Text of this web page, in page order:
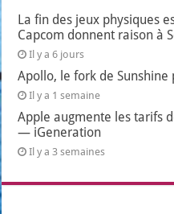
La fin des jeux physiques
Capcom donnent raison à
Il y a 6 jours
Apollo, le fork de Sunshine
Il y a 1 semaine
Apple augmente les tarifs
— iGeneration
Il y a 3 semaines